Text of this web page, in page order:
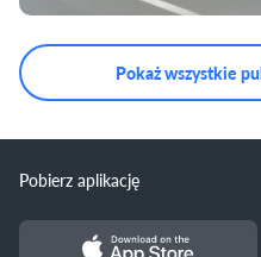
Pokaż wszystkie
Pobierz aplikację